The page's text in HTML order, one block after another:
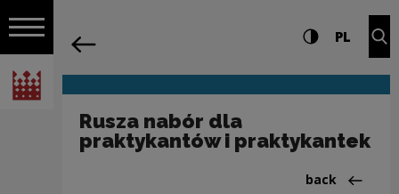
Open navigation
National Centre for Culture Poland
Navigation Settings and search
High contrast
PL
Rusza nabór dla
praktykantów i praktykantek
Back
back